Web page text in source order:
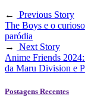
←
Previous Story
The Boys e o
paródia
→
Next Story
Anime Friends
da Maru Division e
Postagens Recentes